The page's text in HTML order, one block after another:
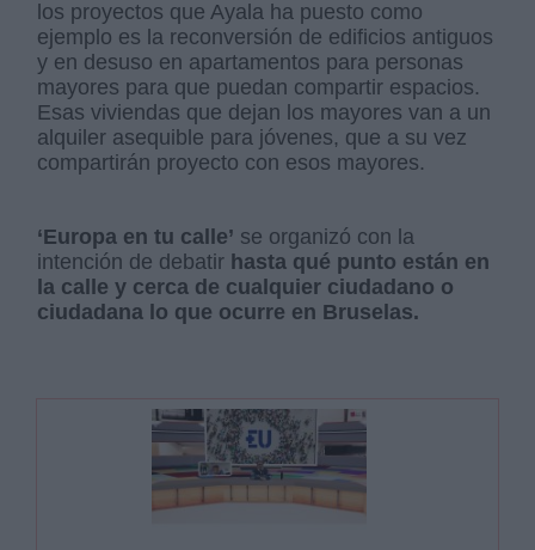
los proyectos que Ayala ha puesto como
ejemplo es la reconversión de edificios antiguos
y en desuso en apartamentos para personas
mayores para que puedan compartir espacios.
Esas viviendas que dejan los mayores van a un
alquiler asequible para jóvenes, que a su vez
compartirán proyecto con esos mayores.
‘Europa en tu calle’ se organizó con la
intención de debatir hasta qué punto están en
la calle y cerca de cualquier ciudadano o
ciudadana lo que ocurre en Bruselas.